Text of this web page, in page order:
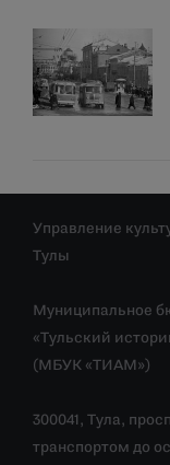
Управление
Тулы
Муниципальное
«Тульский
(МБУК «ТИАМ»)
300041, Тула,
транспортом до